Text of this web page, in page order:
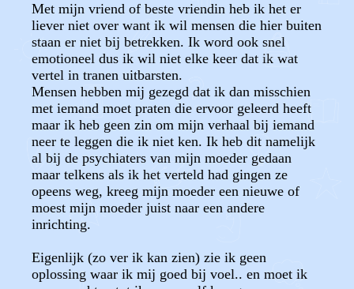
Met mijn vriend of beste vriendin heb ik het er
liever niet over want ik wil mensen die hier buiten
staan er niet bij betrekken. Ik word ook snel
emotioneel dus ik wil niet elke keer dat ik wat
vertel in tranen uitbarsten.
Mensen hebben mij gezegd dat ik dan misschien
met iemand moet praten die ervoor geleerd heeft
maar ik heb geen zin om mijn verhaal bij iemand
neer te leggen die ik niet ken. Ik heb dit namelijk
al bij de psychiaters van mijn moeder gedaan
maar telkens als ik het verteld had gingen ze
opeens weg, kreeg mijn moeder een nieuwe of
moest mijn moeder juist naar een andere
inrichting.
Eigenlijk (zo ver ik kan zien) zie ik geen
oplossing waar ik mij goed bij voel.. en moet ik